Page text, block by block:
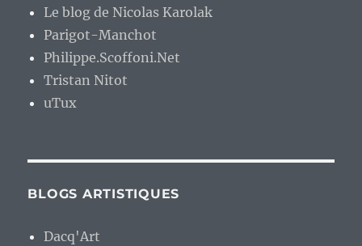
Le blog de Nicolas Karolak
Parigot-Manchot
Philippe.Scoffoni.Net
Tristan Nitot
uTux
BLOGS ARTISTIQUES
Dacq'Art